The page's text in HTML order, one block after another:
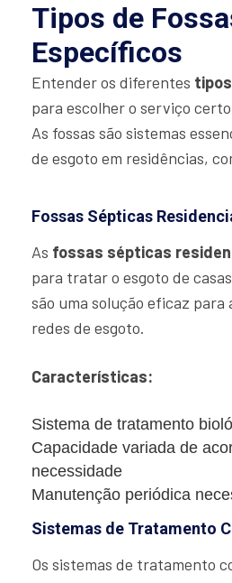
Tipos de
Específicos
Entender os diferentes
para escolher o serviço
As fossas são sistemas
de esgoto em residências,
Fossas Sépticas
As fossas sépticas
para tratar o esgoto de
são uma solução eficaz para
redes de esgoto.
Características:
Sistema de tratamento
Capacidade variada de
necessidade
Manutenção periódica
Sistemas de Tratamento
Os sistemas de tratamento